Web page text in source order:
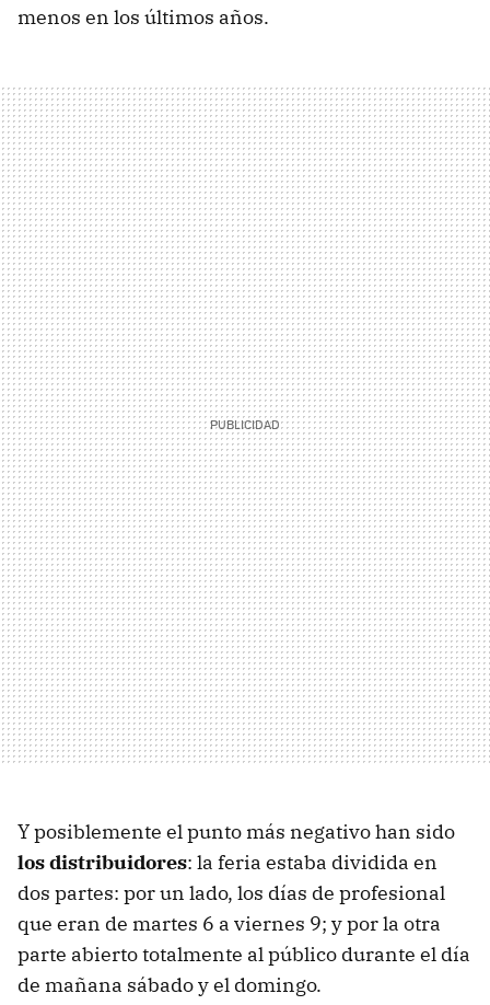
menos en los últimos años.
Y posiblemente el punto más negativo han sido
los distribuidores: la feria estaba dividida en
dos partes: por un lado, los días de profesional
que eran de martes 6 a viernes 9; y por la otra
parte abierto totalmente al público durante el día
de mañana sábado y el domingo.